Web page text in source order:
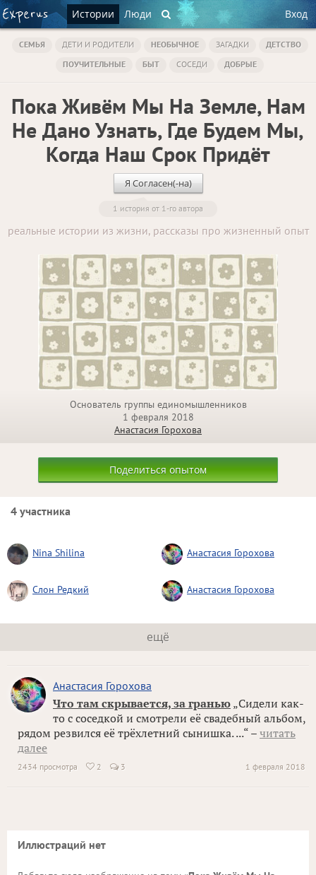
Истории Люди Вход
СЕМЬЯ ДЕТИ И РОДИТЕЛИ НЕОБЫЧНОЕ ЗАГАДКИ
ДЕТСТВО
ПОУЧИТЕЛЬНЫЕ
БЫТ СОСЕДИ ДОБРЫЕ
Пока Живём Мы На Земле, Нам
Не Дано Узнать, Где Будем Мы,
Когда Наш Срок Придёт
Я Согласен(-на)
1 история от 1-го автора
реальные истории из жизни, рассказы про жизненный опыт
Основатель группы единомышленников
1 февраля 2018
Анастасия Горохова
Поделиться опытом
4 участника
Nina Shilina Анастасия Горохова
Слон Редкий Анастасия Горохова
ещё
Анастасия Горохова
Что там скрывается, за гранью „Сидели как-
то с соседкой и смотрели её свадебный альбом,
рядом резвился её трёхлетний сынишка. ...“ – читать
далее
1 февраля 2018
2434 просмотра  2 3
Иллюстраций нет